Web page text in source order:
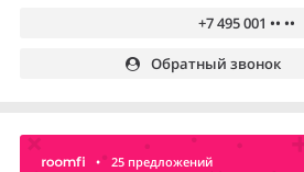
+7 495 001 •• ••
Обратный звонок
• 25 предложений